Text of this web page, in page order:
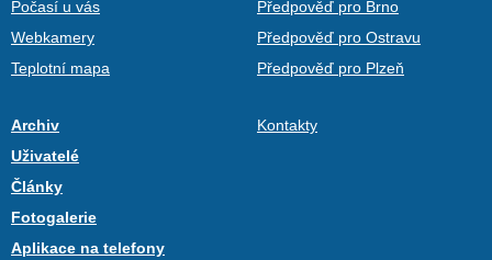
Počasí u vás
Webkamery
Teplotní mapa
Předpověď pro Brno
Předpověď pro Ostravu
Předpověď pro Plzeň
Archiv
Uživatelé
Články
Fotogalerie
Aplikace na telefony
Kontakty